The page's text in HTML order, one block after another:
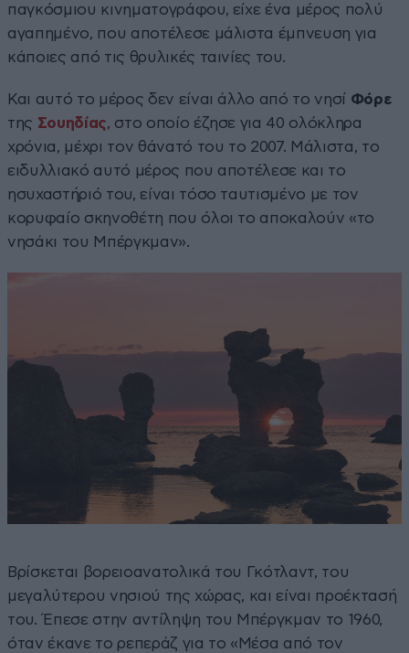
παγκόσμιου κινηματογράφου, είχε ένα μέρος πολύ
αγαπημένο, που αποτέλεσε μάλιστα έμπνευση για
κάποιες από τις θρυλικές ταινίες του.
Και αυτό το μέρος δεν είναι άλλο από το νησί Φόρε
της Σουηδίας, στο οποίο έζησε για 40 ολόκληρα
χρόνια, μέχρι τον θάνατό του το 2007. Μάλιστα, το
ειδυλλιακό αυτό μέρος που αποτέλεσε και το
ησυχαστήριό του, είναι τόσο ταυτισμένο με τον
κορυφαίο σκηνοθέτη που όλοι το αποκαλούν «το
νησάκι του Μπέργκμαν».
Βρίσκεται βορειοανατολικά του Γκότλαντ, του
μεγαλύτερου νησιού της χώρας, και είναι προέκτασή
του. Έπεσε στην αντίληψη του Μπέργκμαν το 1960,
όταν έκανε το ρεπεράζ για το «Μέσα από τον